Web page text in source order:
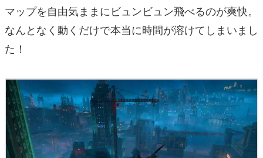
マップを自由気ままにビュンビュン飛べるのが爽快。
なんとなく動くだけで本当に時間が溶けてしまいまし
た！